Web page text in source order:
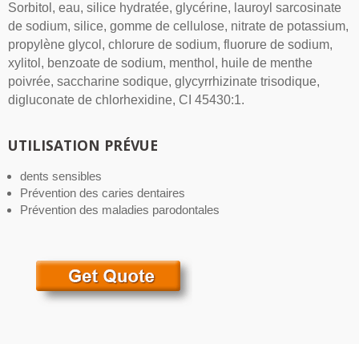
Sorbitol, eau, silice hydratée, glycérine, lauroyl sarcosinate
de sodium, silice, gomme de cellulose, nitrate de potassium,
propylène glycol, chlorure de sodium, fluorure de sodium,
xylitol, benzoate de sodium, menthol, huile de menthe
poivrée, saccharine sodique, glycyrrhizinate trisodique,
digluconate de chlorhexidine, CI 45430:1.
UTILISATION PRÉVUE
dents sensibles
Prévention des caries dentaires
Prévention des maladies parodontales